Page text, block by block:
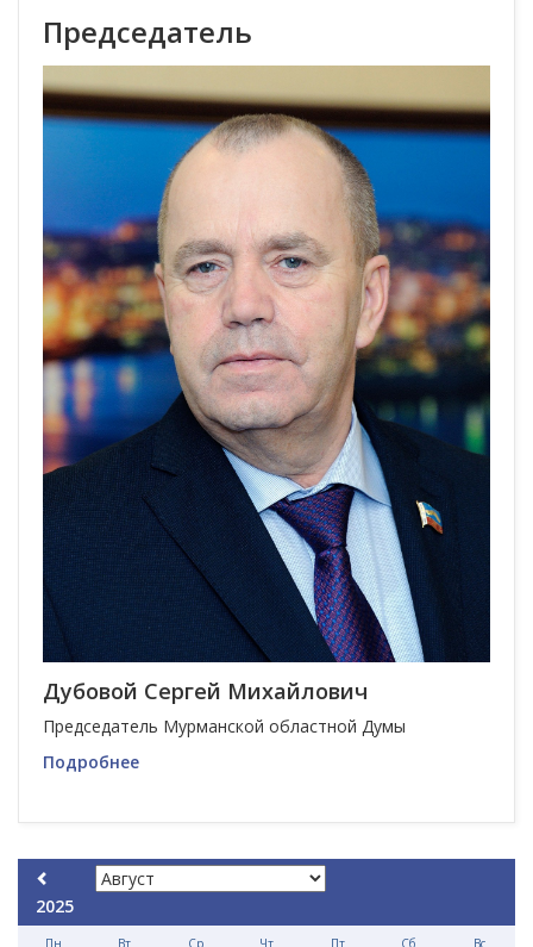
Председатель
Дубовой Сергей Михайлович
Председатель Мурманской областной Думы
Подробнее
2025
Пн Вт Ср Чт Пт Сб Вс